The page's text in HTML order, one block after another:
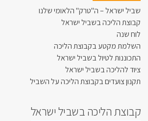
שביל ישראל – ה"טרק" הלאומי שלנו
קבוצת הליכה בשביל ישראל
לוח שנה
השלמת מקטע בקבוצת הליכה
התכוננות לטיול בשביל ישראל
ציוד להליכה בשביל ישראל
תקנון צועדים בקבוצת הליכה על השביל
קבוצת הליכה בשביל ישראל